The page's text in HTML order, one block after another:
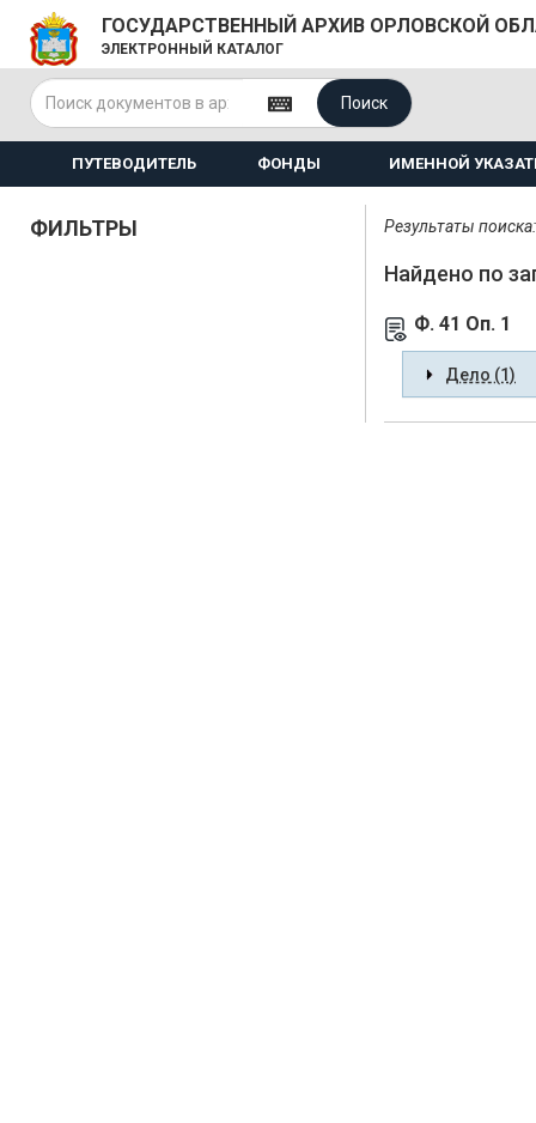
ГОСУДАРСТВЕННЫЙ АРХИВ ОРЛОВСКОЙ
ЭЛЕКТРОННЫЙ КАТАЛОГ
Поиск
ПУТЕВОДИТЕЛЬ ФОНДЫ ИМЕННОЙ
ФИЛЬТРЫ Результаты
Найдено по
Ф. 41 Оп. 1
Дело (1)